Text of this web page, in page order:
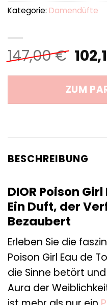
147,00€
Preis
war:
ZUM
Kategorie: Damendüfte
BESCHREIBUNG
DIOR Poison
Ein Duft, der
Bezaubert
Erleben Sie die
Poison Girl Eau de
die Sinne betört
Aura der